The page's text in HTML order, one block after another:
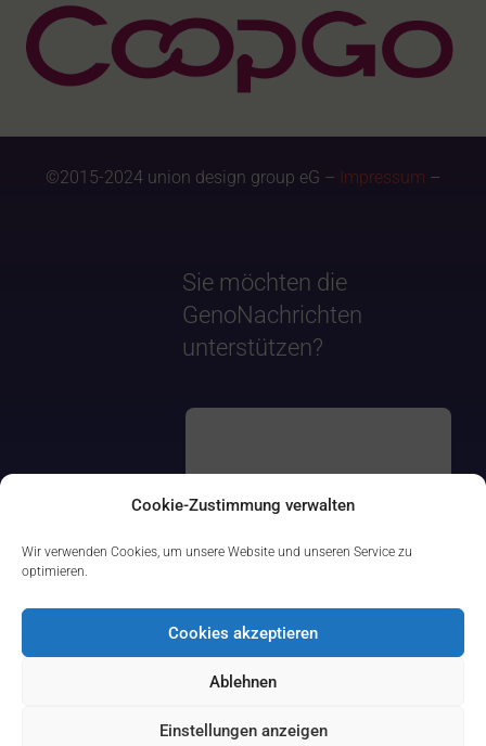
Cookie-Zustimmung verwalten
Wir verwenden Cookies, um unsere Website und unseren Service zu
optimieren.
Cookies akzeptieren
Ablehnen
Einstellungen anzeigen
©2015-2024 union design group eG – Impressum –
Sie möchten die
GenoNachrichten
unterstützen?